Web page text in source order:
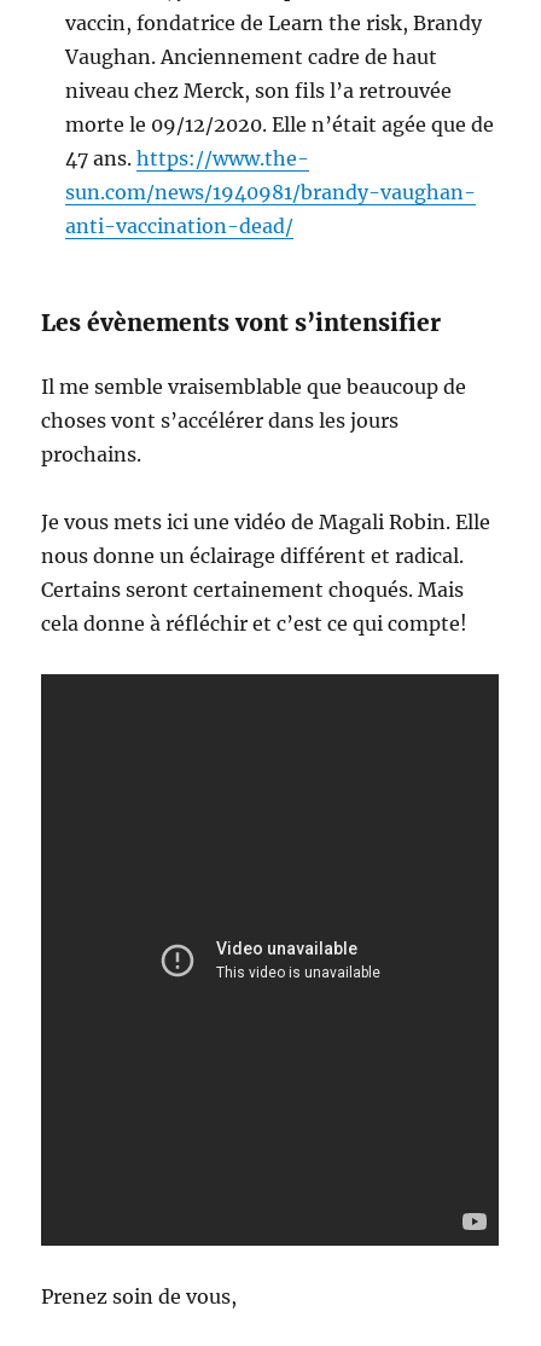
vaccin, fondatrice de Learn the risk, Brandy
Vaughan. Anciennement cadre de haut
niveau chez Merck, son fils l’a retrouvée
morte le 09/12/2020. Elle n’était agée que de
47 ans.https://www.the-
sun.com/news/1940981/brandy-vaughan-
anti-vaccination-dead/
Les évènements vont s’intensifier
Il me semble vraisemblable que beaucoup de
choses vont s’accélérer dans les jours
prochains.
Je vous mets ici une vidéo de Magali Robin. Elle
nous donne un éclairage différent et radical.
Certains seront certainement choqués. Mais
cela donne à réfléchir et c’est ce qui compte!
Prenez soin de vous,